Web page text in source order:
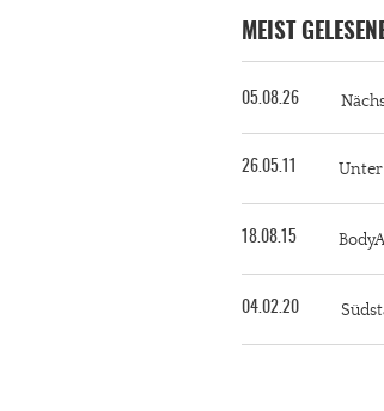
MEIST
05.08.26
26.05.11
18.08.15
04.02.20